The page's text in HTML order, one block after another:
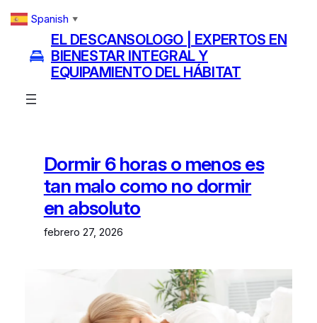
Saltar
al
contenidoEL DESCANSOLOGO | EXPERTOS EN
BIENESTAR INTEGRAL Y
EQUIPAMIENTO DEL HÁBITAT
Dormir 6 horas o menos es
tan malo como no dormir
en absoluto
febrero 27, 2026
Spanish ▼